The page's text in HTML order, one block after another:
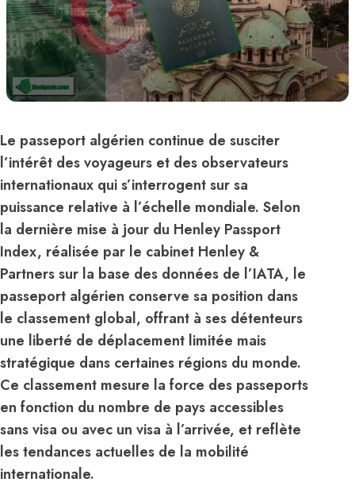
Le passeport algérien continue de susciter
l’intérêt des voyageurs et des observateurs
internationaux qui s’interrogent sur sa
puissance relative à l’échelle mondiale. Selon
la dernière mise à jour du Henley Passport
Index, réalisée par le cabinet Henley &
Partners sur la base des données de l’IATA, le
passeport algérien conserve sa position dans
le classement global, offrant à ses détenteurs
une liberté de déplacement limitée mais
stratégique dans certaines régions du monde.
Ce classement mesure la force des passeports
en fonction du nombre de pays accessibles
sans visa ou avec un visa à l’arrivée, et reflète
les tendances actuelles de la mobilité
internationale.